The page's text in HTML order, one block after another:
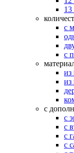
13
с
с
из
из
с
с
с
с
с